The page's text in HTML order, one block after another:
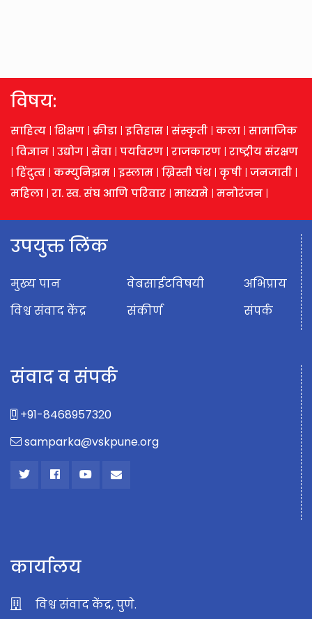
विषय:
साहित्य | शिक्षण | क्रीडा | इतिहास | संस्कृती | कला | सामाजिक
| विज्ञान | उद्योग | सेवा | पर्यावरण | राजकारण | राष्ट्रीय संरक्षण
| हिंदुत्व | कम्युनिझम | इस्लाम | ख्रिस्ती पंथ| कृषी | जनजाती |
महिला | रा. स्व. संघ आणि परिवार | माध्यमे | मनोरंजन |
उपयुक्त लिंक
मुख्य पान
विश्व संवाद केंद्र
वेबसाईटविषयी
संकीर्ण
अभिप्राय
संपर्क
संवाद व संपर्क
+91-8468957320
samparka@vskpune.org
कार्यालय
विश्व संवाद केंद्र, पुणे.